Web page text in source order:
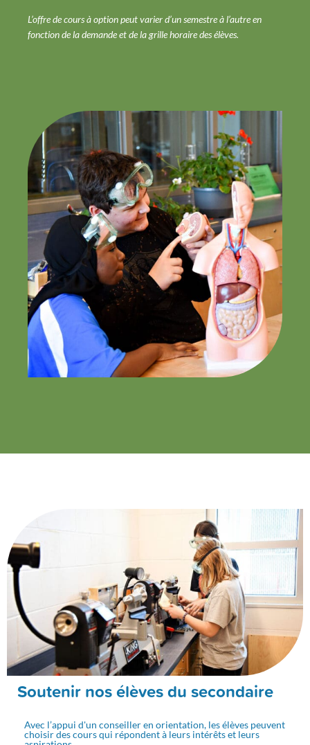
L’offre de cours à option peut varier d’un semestre à l’autre en
fonction de la demande et de la grille horaire des élèves.
Soutenir nos élèves du secondaire
Avec l’appui d'un conseiller en orientation, les élèves peuvent
choisir des cours qui répondent à leurs intérêts et leurs